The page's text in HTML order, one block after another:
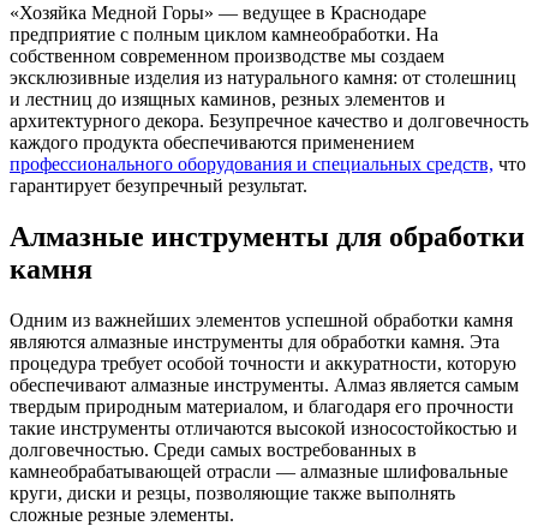
«Хозяйка Медной Горы» — ведущее в Краснодаре
предприятие с полным циклом камнеобработки. На
собственном современном производстве мы создаем
эксклюзивные изделия из натурального камня: от столешниц
и лестниц до изящных каминов, резных элементов и
архитектурного декора. Безупречное качество и долговечность
каждого продукта обеспечиваются применением
профессионального оборудования и специальных средств, что
гарантирует безупречный результат.
Алмазные инструменты для обработки
камня
Одним из важнейших элементов успешной обработки камня
являются алмазные инструменты для обработки камня. Эта
процедура требует особой точности и аккуратности, которую
обеспечивают алмазные инструменты. Алмаз является самым
твердым природным материалом, и благодаря его прочности
такие инструменты отличаются высокой износостойкостью и
долговечностью. Среди самых востребованных в
камнеобрабатывающей отрасли — алмазные шлифовальные
круги, диски и резцы, позволяющие также выполнять
сложные резные элементы.